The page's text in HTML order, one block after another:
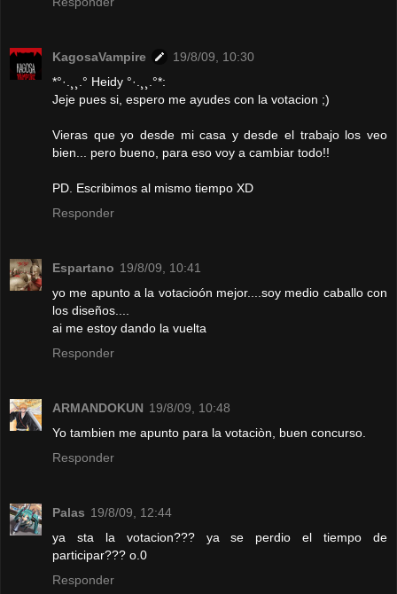
KagosaVampire
19/8/09, 10:30
*°·.¸¸.° Heidy °·.¸¸.°*:
Jeje pues si, espero me ayudes con la votacion ;)
Vieras que yo desde mi casa y desde el trabajo los veo
bien... pero bueno, para eso voy a cambiar todo!!
PD. Escribimos al mismo tiempo XD
Responder
Espartano 19/8/09, 10:41
yo me apunto a la votacioón mejor....soy medio caballo con
los diseños....
ai me estoy dando la vuelta
Responder
ARMANDOKUN 19/8/09, 10:48
Yo tambien me apunto para la votaciòn, buen concurso.
Responder
Palas 19/8/09, 12:44
ya sta la votacion??? ya se perdio el tiempo de
participar??? o.0
Responder